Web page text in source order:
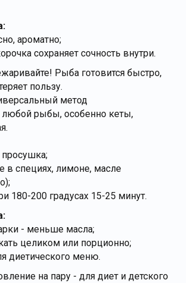
ароматно;
сохраняет сочность внутри.
Рыба готовится быстро,
пользу.
метод
любой рыбы, особенно кеты,
просушка;
в специях, лимоне, масле
180-200 градусах 15-25 минут.
- меньше масла;
целиком или порционно;
диетического меню.
на пару - для диет и детского